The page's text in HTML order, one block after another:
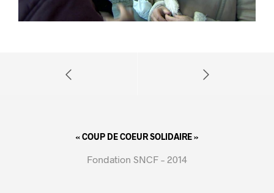
« COUP DE COEUR SOLIDAIRE »
Fondation SNCF – 2014